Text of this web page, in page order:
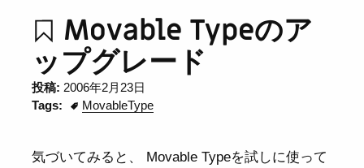
Movable Typeのア
ップグレード
投稿: 2006年2月23日
Tags:
MovableType
気づいてみると、 Movable Typeを試しに使って